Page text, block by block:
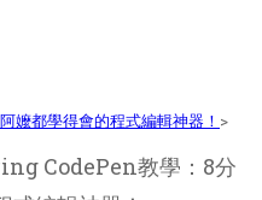
嬤都學得會的程式編輯神器！ >